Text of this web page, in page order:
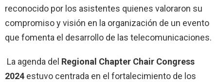
reconocido por los asistentes quienes valoraron su
compromiso y visión en la organización de un evento
que fomenta el desarrollo de las telecomunicaciones.
La agenda del Regional Chapter Chair Congress
2024 estuvo centrada en el fortalecimiento de los